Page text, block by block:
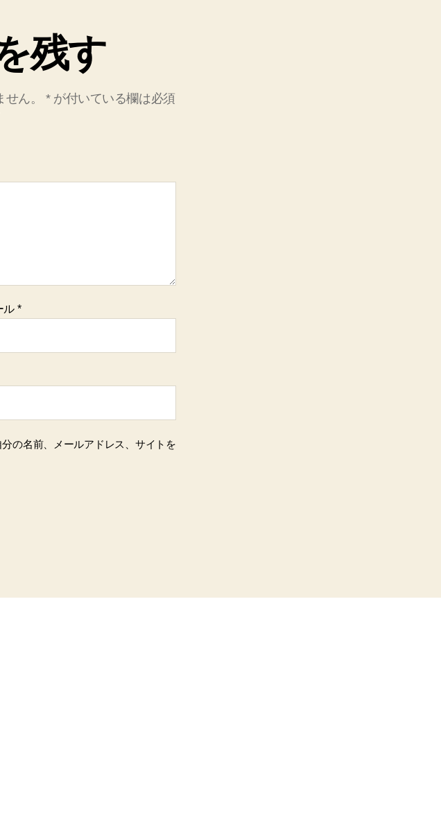
残す
ん。 *が付いている欄は必須
ル *
の名前、メールアドレス、サイトを